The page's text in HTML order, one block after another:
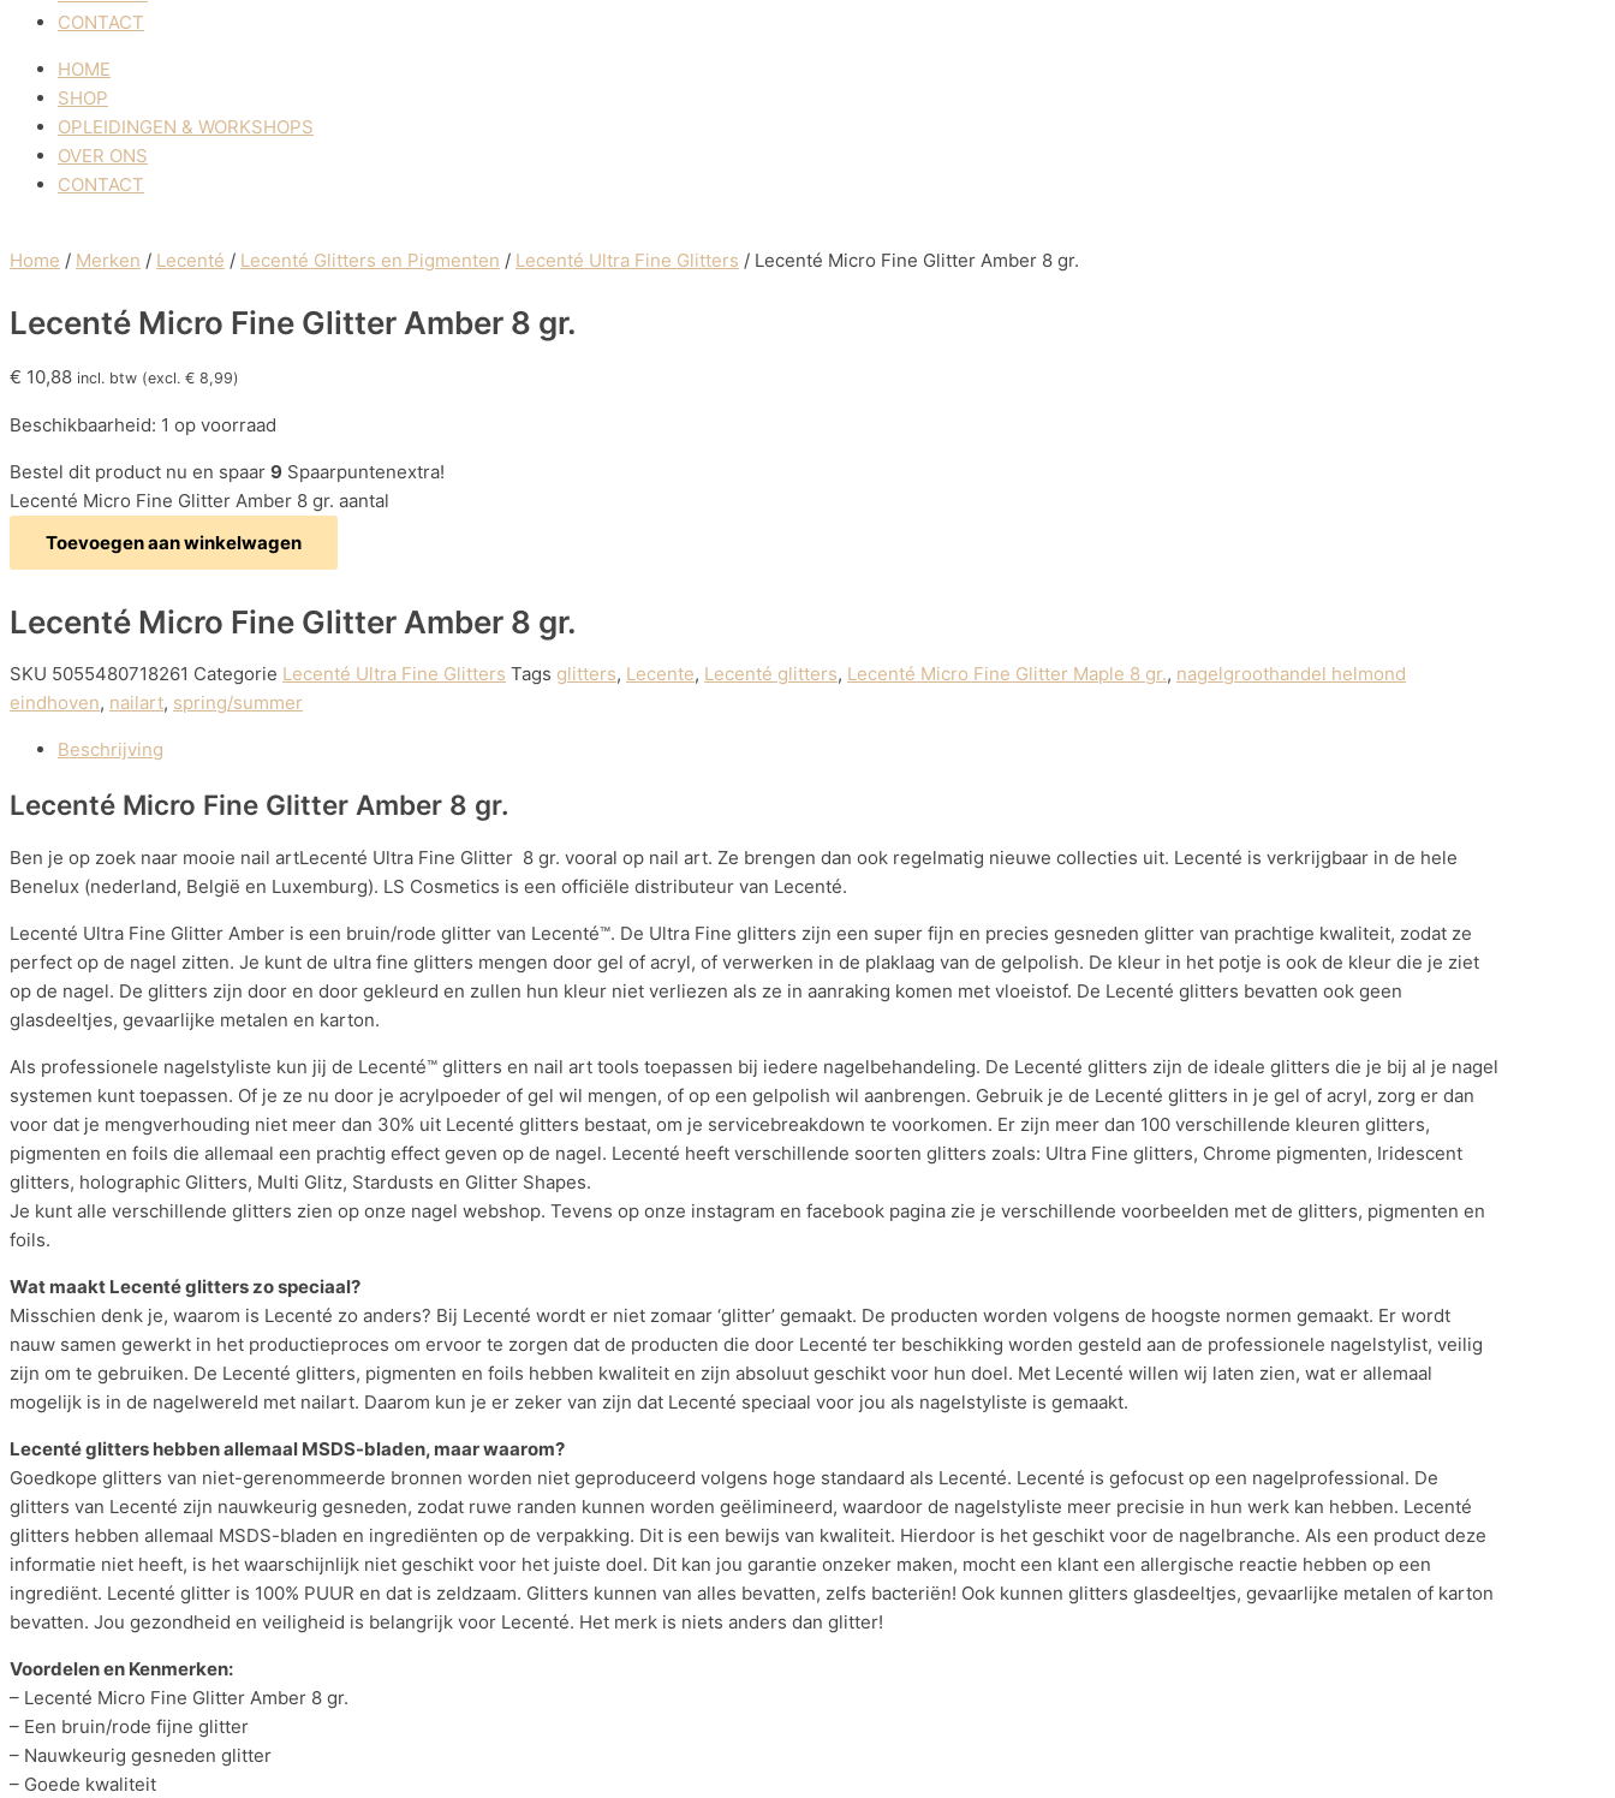
CONTACT
HOME
SHOP
OPLEIDINGEN & WORKSHOPS
OVER ONS
CONTACT
Home / Merken / Lecenté / Lecenté Glitters en Pigmenten / Lecenté Ultra Fine Glitters / Lecenté Micro Fine Glitter Amber 8 gr.
Lecenté Micro Fine Glitter Amber 8 gr.
€ 10,88 incl. btw (excl. € 8,99)
Beschikbaarheid: 1 op voorraad
Bestel dit product nu en spaar 9 Spaarpuntenextra!
Lecenté Micro Fine Glitter Amber 8 gr. aantal
Toevoegen aan winkelwagen
Lecenté Micro Fine Glitter Amber 8 gr.
SKU 5055480718261 Categorie Lecenté Ultra Fine Glitters Tags glitters, Lecente, Lecenté glitters, Lecenté Micro Fine Glitter Maple 8 gr., nagelgroothandel helmond
eindhoven, nailart, spring/summer
Beschrijving
Lecenté Micro Fine Glitter Amber 8 gr.
Ben je op zoek naar mooie nail artLecenté Ultra Fine Glitter 8 gr. vooral op nail art. Ze brengen dan ook regelmatig nieuwe collecties uit. Lecenté is verkrijgbaar in de hele
Benelux (nederland, België en Luxemburg). LS Cosmetics is een officiële distributeur van Lecenté.
Lecenté Ultra Fine Glitter Amber is een bruin/rode glitter van Lecenté™. De Ultra Fine glitters zijn een super fijn en precies gesneden glitter van prachtige kwaliteit, zodat ze
perfect op de nagel zitten. Je kunt de ultra fine glitters mengen door gel of acryl, of verwerken in de plaklaag van de gelpolish. De kleur in het potje is ook de kleur die je ziet
op de nagel. De glitters zijn door en door gekleurd en zullen hun kleur niet verliezen als ze in aanraking komen met vloeistof. De Lecenté glitters bevatten ook geen
glasdeeltjes, gevaarlijke metalen en karton.
Als professionele nagelstyliste kun jij de Lecenté™ glitters en nail art tools toepassen bij iedere nagelbehandeling. De Lecenté glitters zijn de ideale glitters die je bij al je nagel
systemen kunt toepassen. Of je ze nu door je acrylpoeder of gel wil mengen, of op een gelpolish wil aanbrengen. Gebruik je de Lecenté glitters in je gel of acryl, zorg er dan
voor dat je mengverhouding niet meer dan 30% uit Lecenté glitters bestaat, om je servicebreakdown te voorkomen. Er zijn meer dan 100 verschillende kleuren glitters,
pigmenten en foils die allemaal een prachtig effect geven op de nagel. Lecenté heeft verschillende soorten glitters zoals: Ultra Fine glitters, Chrome pigmenten, Iridescent
glitters, holographic Glitters, Multi Glitz, Stardusts en Glitter Shapes.
Je kunt alle verschillende glitters zien op onze nagel webshop. Tevens op onze instagram en facebook pagina zie je verschillende voorbeelden met de glitters, pigmenten en
foils.
Wat maakt Lecenté glitters zo speciaal?
Misschien denk je, waarom is Lecenté zo anders? Bij Lecenté wordt er niet zomaar ‘glitter’ gemaakt. De producten worden volgens de hoogste normen gemaakt. Er wordt
nauw samen gewerkt in het productieproces om ervoor te zorgen dat de producten die door Lecenté ter beschikking worden gesteld aan de professionele nagelstylist, veilig
zijn om te gebruiken. De Lecenté glitters, pigmenten en foils hebben kwaliteit en zijn absoluut geschikt voor hun doel. Met Lecenté willen wij laten zien, wat er allemaal
mogelijk is in de nagelwereld met nailart. Daarom kun je er zeker van zijn dat Lecenté speciaal voor jou als nagelstyliste is gemaakt.
Lecenté glitters hebben allemaal MSDS-bladen, maar waarom?
Goedkope glitters van niet-gerenommeerde bronnen worden niet geproduceerd volgens hoge standaard als Lecenté. Lecenté is gefocust op een nagelprofessional. De
glitters van Lecenté zijn nauwkeurig gesneden, zodat ruwe randen kunnen worden geëlimineerd, waardoor de nagelstyliste meer precisie in hun werk kan hebben. Lecenté
glitters hebben allemaal MSDS-bladen en ingrediënten op de verpakking. Dit is een bewijs van kwaliteit. Hierdoor is het geschikt voor de nagelbranche. Als een product deze
informatie niet heeft, is het waarschijnlijk niet geschikt voor het juiste doel. Dit kan jou garantie onzeker maken, mocht een klant een allergische reactie hebben op een
ingrediënt. Lecenté glitter is 100% PUUR en dat is zeldzaam. Glitters kunnen van alles bevatten, zelfs bacteriën! Ook kunnen glitters glasdeeltjes, gevaarlijke metalen of karton
bevatten. Jou gezondheid en veiligheid is belangrijk voor Lecenté. Het merk is niets anders dan glitter!
Voordelen en Kenmerken:
– Lecenté Micro Fine Glitter Amber 8 gr.
– Een bruin/rode fijne glitter
– Nauwkeurig gesneden glitter
– Goede kwaliteit